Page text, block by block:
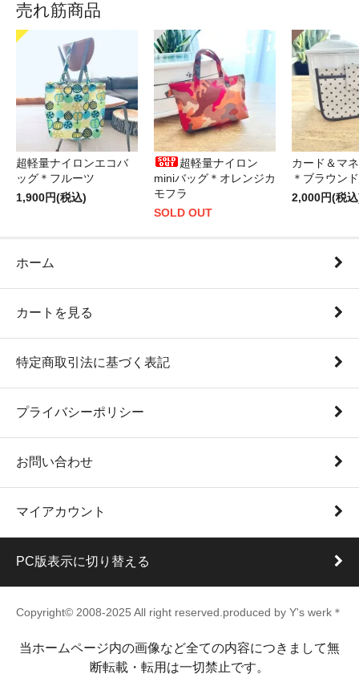
売れ筋商品
超軽量ナイロンエコバ
ッグ＊フルーツ
1,900円(税込)
超軽量ナイロン
miniバッグ＊オレンジカ
モフラ
SOLD OUT
カード＆マ
＊ブラウン
2,000円(税
ホーム
カートを見る
特定商取引法に基づく表記
プライバシーポリシー
お問い合わせ
マイアカウント
PC版表示に切り替える
Copyright© 2008-2025 All right reserved.produced by Y's werk＊
当ホームページ内の画像など全ての内容につきまして無
断転載・転用は一切禁止です。